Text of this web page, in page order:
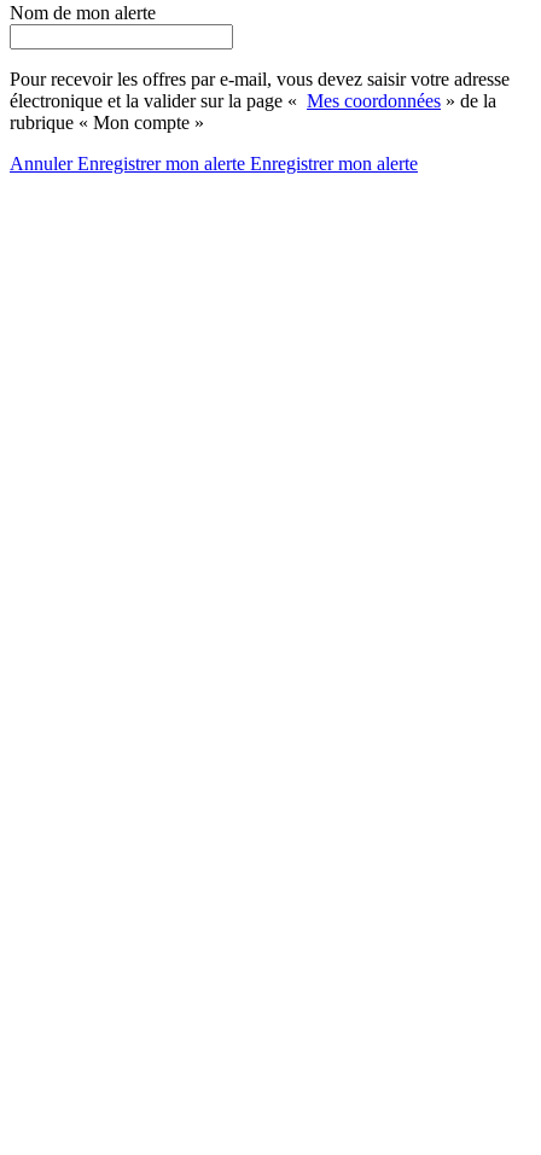
Nom de mon alerte
Pour recevoir les offres par e-mail, vous devez saisir votre adresse
électronique et la valider sur la page « Mes coordonnées » de la
rubrique « Mon compte »
AnnulerEnregistrer mon alerte Enregistrermon alerte